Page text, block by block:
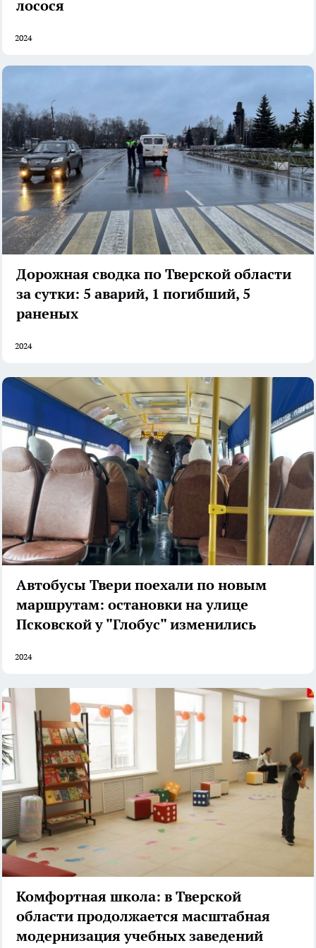
лосося
2024
Дорожная сводка по Тверской области
за сутки: 5 аварий, 1 погибший, 5
раненых
2024
Автобусы Твери поехали по новым
маршрутам: остановки на улице
Псковской у "Глобус" изменились
2024
Комфортная школа: в Тверской
области продолжается масштабная
модернизация учебных заведений